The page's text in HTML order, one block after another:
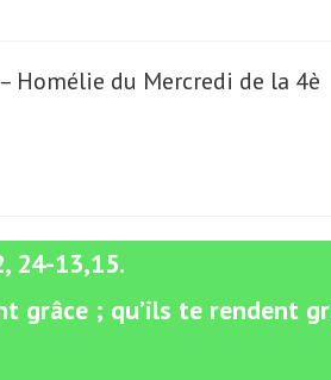
24-13,15.
grâce ; qu’ils te rendent